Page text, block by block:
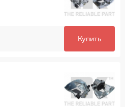
Купить